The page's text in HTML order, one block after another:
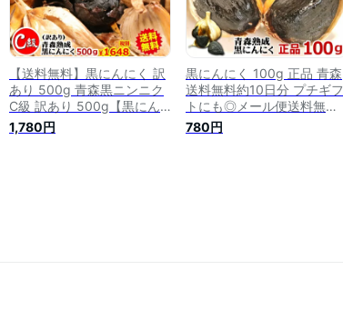
【送料無料】黒にんにく 訳
あり 500g 青森黒ニンニク
C級 訳あり 500g【黒にん
にく 訳あり C級 500g】
【黒にんにく 500g】【黒
1,780円
黒にんにく 100g 正品 青森
送料無料約10日分 プチギフ
トにも◎メール便送料無料
【黒にんにく 黒宝 100g】
【くろにんにく 熟成】【黒
780円